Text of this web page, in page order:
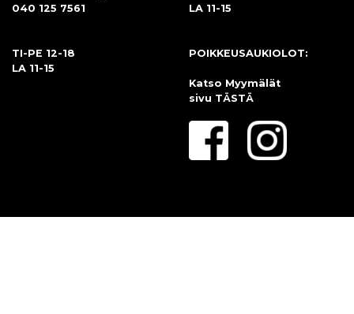
040 125 7561
TI-PE 12-18
LA 11-15
LA 11-15
POIKKEUSAUKIOLOT:
Katso Myymälät
sivu TÄSTÄ